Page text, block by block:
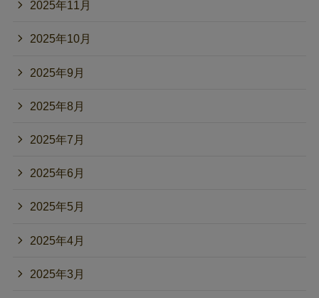
2025年11月
2025年10月
2025年9月
2025年8月
2025年7月
2025年6月
2025年5月
2025年4月
2025年3月